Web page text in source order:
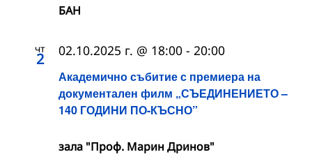
БАН
чт
2
Академично събитие с премиера на
документален филм „СЪЕДИНЕНИЕТО –
140 ГОДИНИ ПО-КЪСНО”
02.10.2025 г. @ 18:00 - 20:00
зала "Проф. Марин Дринов"